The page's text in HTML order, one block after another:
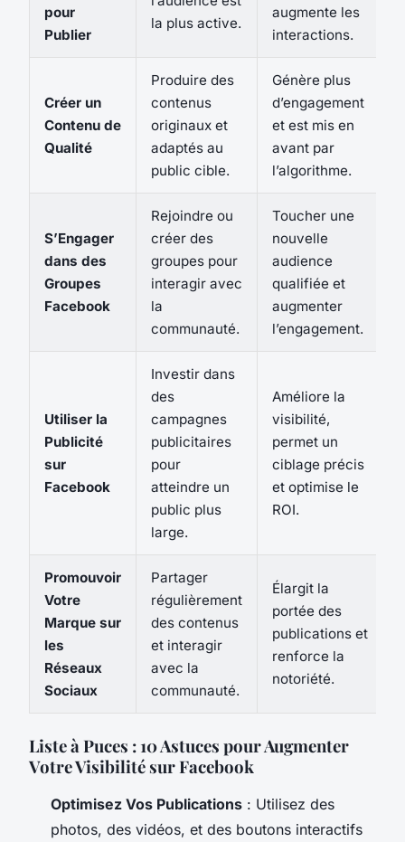
pour
Publier
la plus active.
augmente les
interactions.
Créer un
Contenu de
Qualité
Produire des
contenus
originaux et
adaptés au
public cible.
Génère plus
d’engagement
et est mis en
avant par
l’algorithme.
S’Engager
dans des
Groupes
Facebook
Rejoindre ou
créer des
groupes pour
interagir avec
la
communauté.
Toucher une
nouvelle
audience
qualifiée et
augmenter
l’engagement.
Utiliser la
Publicité
sur
Facebook
Investir dans
des
campagnes
publicitaires
pour
atteindre un
public plus
large.
Améliore la
visibilité,
permet un
ciblage précis
et optimise le
ROI.
Promouvoir
Votre
Marque sur
les
Réseaux
Sociaux
Partager
régulièrement
des contenus
et interagir
avec la
communauté.
Élargit la
portée des
publications et
renforce la
notoriété.
Liste à Puces : 10 Astuces pour Augmenter
Votre Visibilité sur Facebook
Optimisez Vos Publications : Utilisez des
photos, des vidéos, et des boutons interactifs